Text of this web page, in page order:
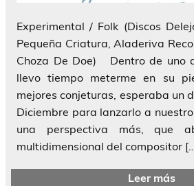
Experimental / Folk (Discos
Pequeña Criatura, Aladeriva
Choza De Doe) Dentro de uno
llevo tiempo meterme en su
mejores conjeturas, esperaba un
Diciembre para lanzarlo a
una perspectiva más, que
multidimensional del compositor
Leer más